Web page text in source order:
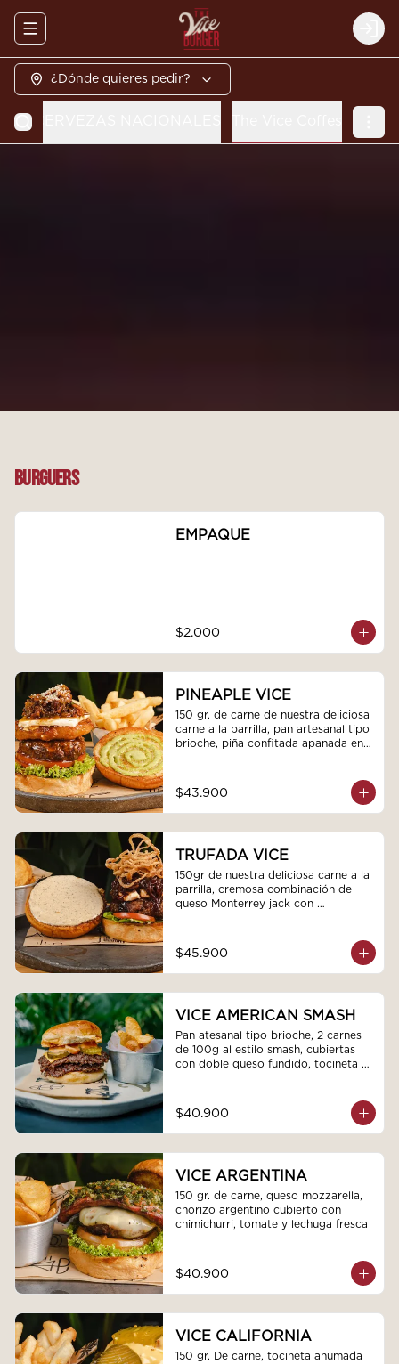
Abrir menu de navegación
¿Dónde quieres pedir?
BURGUERS
EMPAQUE
$2.000
PINEAPLE VICE
150 gr. de carne de nuestra deliciosa
carne a la parrilla, pan artesanal tipo
brioche, piña confitada apanada en
y tocineta humada, acompañadas de
lechugas frescas y tomate terminada
con una espiral de mayocilantro
$43.900
TRUFADA VICE
150gr de nuestra deliciosa carne a la
parrilla, cremosa combinación de
queso Monterrey jack con
toque dulce, tocineta ahumada en
trozos, pan artesanal tipo bríoche,
cubierta de nuestra sedosa mayones
cebollas crocantes
$45.900
VICE AMERICAN SMASH
Pan atesanal tipo brioche, 2 carnes
de 100g al estilo smash, cubiertas
con doble queso fundido, tocineta
salsa Stiker.
$40.900
VICE ARGENTINA
150 gr. de carne, queso mozzarella,
chorizo argentino cubierto con
chimichurri, tomate y lechuga fresca
$40.900
VICE CALIFORNIA
150 gr. De carne, tocineta ahumada